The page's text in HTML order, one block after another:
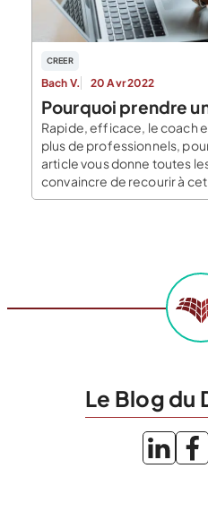
CREER
Bach V. 20 Avr 2022
Pourquoi prendre
Rapide, efficace, le coach
plus de professionnels,
article vous donne toutes
convaincre de recourir à
qualifié. Pourquoi faire
Le Blog du